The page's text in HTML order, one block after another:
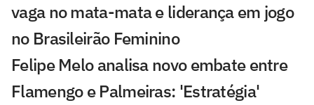
vaga no mata-mata e liderança em jogo
no Brasileirão Feminino
Felipe Melo analisa novo embate entre
Flamengo e Palmeiras: 'Estratégia'